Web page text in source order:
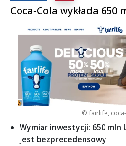
Coca‑Cola wykłada 650
© fairlife,
Wymiar inwestycji: 650 mln
jest bezprecedensowy